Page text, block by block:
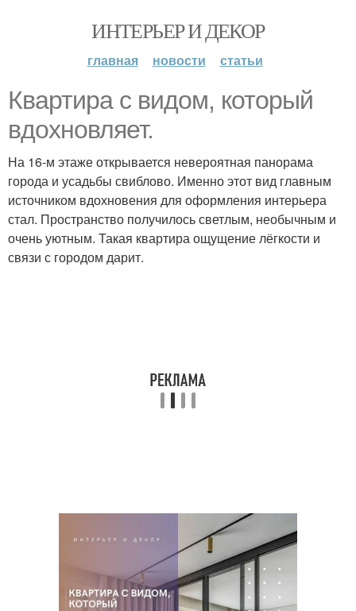
ИНТЕРЬЕР И ДЕКОР
главная новости статьи
Квартира с видом, который
вдохновляет.
На 16-м этаже открывается невероятная панорама
города и усадьбы свиблово. Именно этот вид главным
источником вдохновения для оформления интерьера
стал. Пространство получилось светлым, необычным и
очень уютным. Такая квартира ощущение лёгкости и
связи с городом дарит.